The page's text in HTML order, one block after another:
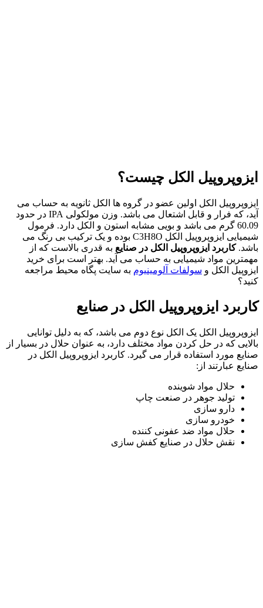
ایزوپروپیل الکل چیست؟
ایزوپروپیل الکل اولین عضو در گروه ها الکل ثانویه به حساب می
آید، که فرار و قابل اشتعال می باشد. وزن مولکولی IPA در حدود
60.09 گرم می باشد و بویی مشابه استون و الکل دارد. فرمول
شیمیایی ایزوپروپیل الکل C3H8O بوده و یک ترکیب بی رنگ می
باشد.کاربرد ایزوپروپیل الکل در صنایع به قدری بالاست که از
مهمترین مواد شیمیایی به حساب می آید. بهتر است برای خرید
ایزوپیل الکل و سولفات آلومینیوم به سایت پگاه محیط مراجعه
کنید؟
کاربرد ایزوپروپیل الکل در صنایع
ایزوپروپیل الکل یک الکل نوع دوم می باشد، که به دلیل توانایی
بالایی که در حل کردن مواد مختلف دارد، به عنوان حلال در بسیار از
صنایع مورد استفاده قرار می گیرد. کاربرد ایزوپروپیل الکل در
صنایع عبارتند از:
حلال مواد شوینده
تولید جوهر در صنعت چاپ
دارو سازی
خودرو سازی
حلال مواد ضد عفونی کننده
نقش حلال در صنایع کفش سازی